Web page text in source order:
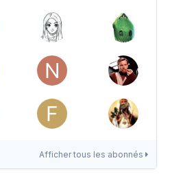
Afficher tous les abonnés